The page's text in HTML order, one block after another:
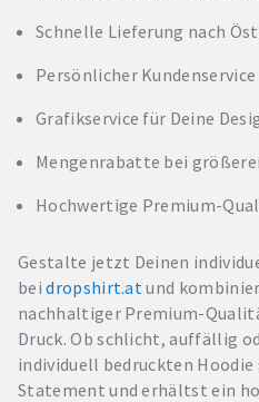
Schnelle Lieferung nach
Persönlicher Kundenservice
Grafikservice für Deine
Mengenrabatte bei
Hochwertige Premium-
Gestalte jetzt Deinen
beidropshirt.at und
nachhaltiger Premium-
Druck. Ob schlicht, auffällig
individuell bedruckten
Statement und erhältst ein